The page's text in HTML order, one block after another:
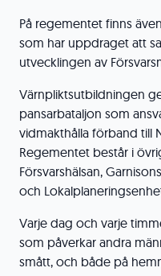
På regementet finns
som har uppdraget att
utvecklingen av
Värnpliktsutbildningen
pansarbataljon som
vidmakthålla förband till
Regementet består i
Försvarshälsan,
och
Varje dag och varje
som påverkar andra
smått, och både på